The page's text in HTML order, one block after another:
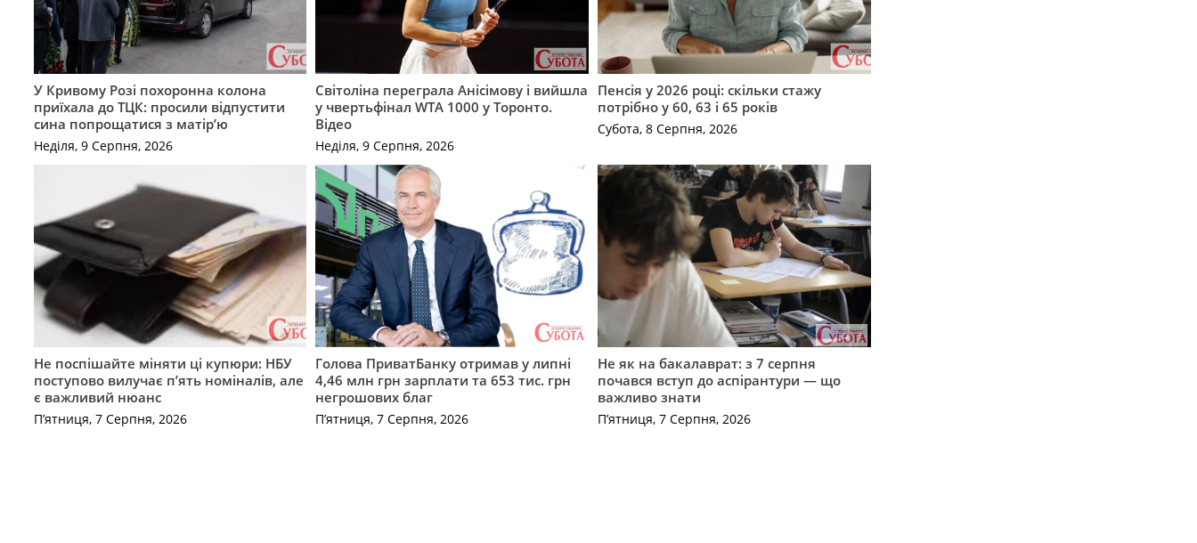
У Кривому Розі похоронна колона
приїхала до ТЦК: просили відпустити
сина попрощатися з матір’ю
Неділя, 9 Серпня, 2026
Світоліна переграла Анісімову і вийшла
у чвертьфінал WTA 1000 у Торонто.
Відео
Неділя, 9 Серпня, 2026
Пенсія у 2026 році: скільки стажу
потрібно у 60, 63 і 65 років
Субота, 8 Серпня, 2026
Не поспішайте міняти ці купюри: НБУ
поступово вилучає п’ять номіналів, але
є важливий нюанс
П’ятниця, 7 Серпня, 2026
Голова ПриватБанку отримав у липні
4,46 млн грн зарплати та 653 тис. грн
негрошових благ
П’ятниця, 7 Серпня, 2026
Не як на бакалаврат: з 7 серпня
почався вступ до аспірантури — що
важливо знати
П’ятниця, 7 Серпня, 2026